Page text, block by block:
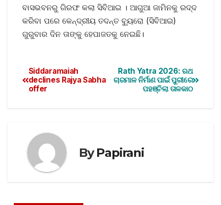
ବାସଭବନରୁ ଗିରଫ କଲା ସିବିଆଇ । ଆଗୁଆ ଜାମିନକୁ ରଦ୍ଦ
କରିବା ପରେ କେନ୍ଦ୍ରୀୟ ତଦନ୍ତ ବ୍ୟୁରୋ (ସିବିଆଇ)
ଗୁରୁବାର ଦିନ ତାଙ୍କୁ ହେପାଜତକୁ ନେଇଛି।
Rath Yatra 2026: ରଥ
ଚାରମାଳ ନିର୍ମାଣ ପାଇଁ ପୁରୀରେ
ପହଞ୍ଚିଲା ତାଳକାଠ
Siddaramaiah
declines Rajya Sabha
offer
ByPapirani